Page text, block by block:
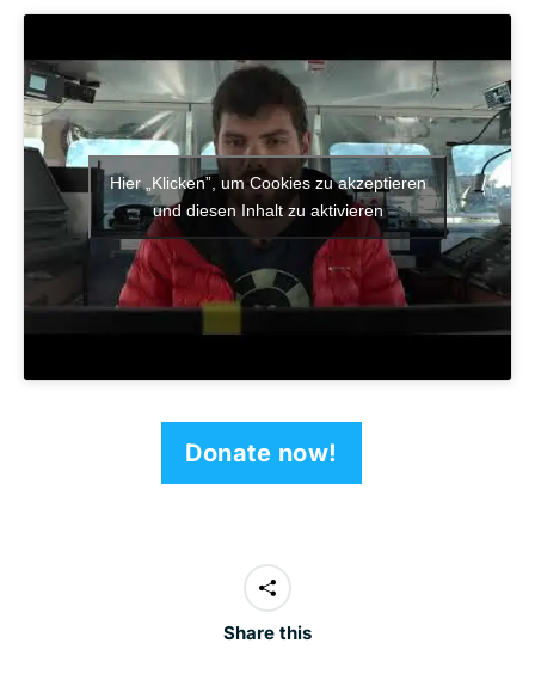
Hier „Klicken”, um Cookies zu akzeptieren
und diesen Inhalt zu aktivieren
Donate now!
Share this